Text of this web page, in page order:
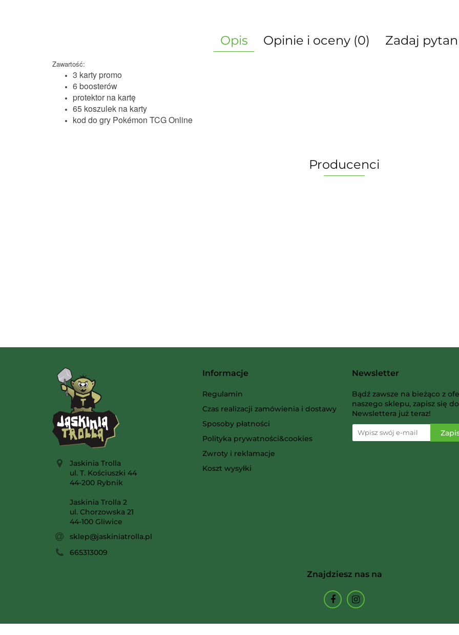
Opis Opinie i oceny (0) Zadaj
Zawartość:
3 karty promo
6 boosterów
protektor na kartę
65 koszulek na karty
kod do gry Pokémon TCG Online
Producenci
AMIGO Spiel
Jaskinia Trolla
ul. T. Kościuszki 44
44-200 Rybnik
Jaskinia Trolla 2
ul. Chorzowska 21
44-100 Gliwice
sklep@jaskiniatrolla.pl
665313009
Informacje
Regulamin
Czas realizacji zamówienia i dostawy
Sposoby płatności
Polityka prywatności&cookies
Zwroty i reklamacje
Koszt wysyłki
Newsletter
Bądź zawsze na bieżąco z
naszego sklepu, zapisz się do
Newslettera już teraz!
Znajdziesz nas na